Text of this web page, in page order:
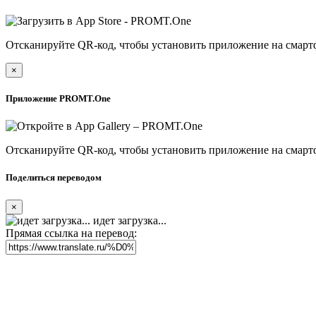
Отсканируйте QR-код, чтобы установить приложение на
×
Приложение PROMT.One
Отсканируйте QR-код, чтобы установить приложение на
Поделиться переводом
×
идет загрузка...
Прямая ссылка на перевод: